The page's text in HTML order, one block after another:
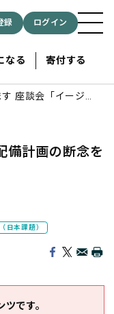
録 ログイン
なる 寄付する
座談会「イージ
備計画の断念を
日本課題）
です。